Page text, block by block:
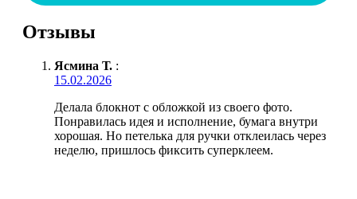
Отзывы
Ясмина Т. :
15.02.2026
Делала блокнот с обложкой из своего фото.
Понравилась идея и исполнение, бумага внутри
хорошая. Но петелька для ручки отклеилась через
неделю, пришлось фиксить суперклеем.